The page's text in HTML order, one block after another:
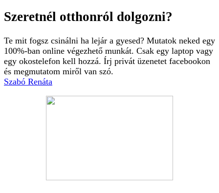
Szeretnél otthonról dolgozni?
Te mit fogsz csinálni ha lejár a gyesed? Mutatok neked egy
100%-ban online végezhető munkát. Csak egy laptop vagy
egy okostelefon kell hozzá. Írj privát üzenetet facebookon
és megmutatom miről van szó.
Szabó Renáta